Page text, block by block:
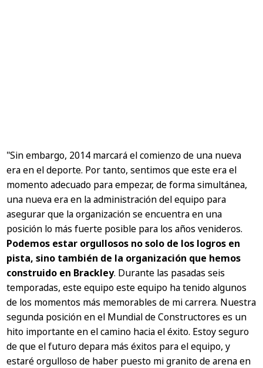
"Sin embargo, 2014 marcará el comienzo de una nueva
era en el deporte. Por tanto, sentimos que este era el
momento adecuado para empezar, de forma simultánea,
una nueva era en la administración del equipo para
asegurar que la organización se encuentra en una
posición lo más fuerte posible para los años venideros.
Podemos estar orgullosos no solo de los logros en
pista, sino también de la organización que hemos
construido en Brackley. Durante las pasadas seis
temporadas, este equipo este equipo ha tenido algunos
de los momentos más memorables de mi carrera. Nuestra
segunda posición en el Mundial de Constructores es un
hito importante en el camino hacia el éxito. Estoy seguro
de que el futuro depara más éxitos para el equipo, y
estaré orgulloso de haber puesto mi granito de arena en